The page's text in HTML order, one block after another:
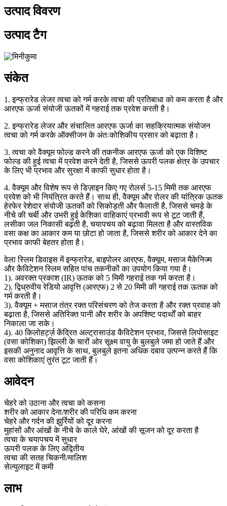
उत्पाद विवरण
उत्पाद टैग
संकेत
1. इन्फ्रारेड लेजर त्वचा को गर्म करके त्वचा की प्रतिबाधा को कम करता है और
आरएफ ऊर्जा संयोजी ऊतकों में गहराई तक प्रवेश करती है।
2. इन्फ्रारेड लेजर और संचालित आरएफ ऊर्जा का सहक्रियात्मक संयोजन
त्वचा को गर्म करके ऑक्सीजन के अंतःकोशिकीय प्रसार को बढ़ाता है।
3. त्वचा को वैक्यूम फोल्ड करने की तकनीक आरएफ ऊर्जा को एक विशिष्ट
फोल्ड की हुई त्वचा में प्रवेश करने देती है, जिससे ऊपरी पलक क्षेत्र के उपचार
के लिए भी प्रभाव और सुरक्षा में काफी सुधार होता है।
4. वैक्यूम और विशेष रूप से डिज़ाइन किए गए रोलर्स 5-15 मिमी तक आरएफ
प्रवेश को भी नियंत्रित करते हैं। साथ ही, वैक्यूम और रोलर की यांत्रिक ऊतक
हेरफेर रेशेदार संयोजी ऊतकों को सिकोड़ती और फैलाती है, जिससे चमड़े के
नीचे की चर्बी और उभरी हुई केशिका वाहिकाएं प्रभावी रूप से टूट जाती हैं,
लसीका जल निकासी बढ़ती है, चयापचय को बढ़ावा मिलता है और वास्तविक
वसा कक्ष का आकार कम या छोटा हो जाता है, जिससे शरीर को आकार देने का
प्रभाव काफी बेहतर होता है।
वेला स्लिम डिवाइस में इन्फ्रारेड, बाइपोलर आरएफ, वैक्यूम, मसाज मैकेनिज्म
और कैविटेशन स्लिम सहित पांच तकनीकों का उपयोग किया गया है।
1). अवरक्त प्रकाश (IR) ऊतक को 5 मिमी गहराई तक गर्म करता है।
2). द्विध्रुवीय रेडियो आवृत्ति (आरएफ) 2 से 20 मिमी की गहराई तक ऊतक को
गर्म करती है।
3). वैक्यूम + मसाज तंत्र रक्त परिसंचरण को तेज करता है और रक्त प्रवाह को
बढ़ाता है, जिससे अतिरिक्त पानी और शरीर के अपशिष्ट पदार्थों को बाहर
निकाला जा सके।
4). 40 किलोहर्ट्ज़ केंद्रित अल्ट्रासाउंड कैविटेशन प्रभाव, जिससे लिपोसाइट
(वसा कोशिका) झिल्ली के चारों ओर सूक्ष्म वायु के बुलबुले जमा हो जाते हैं और
इसकी अनुनाद आवृत्ति के साथ, बुलबुले इतना अधिक दबाव उत्पन्न करते हैं कि
वसा कोशिकाएं तुरंत टूट जाती हैं।
आवेदन
चेहरे को उठाना और त्वचा को कसना
शरीर को आकार देना/शरीर की परिधि कम करना
चेहरे और गर्दन की झुर्रियों को दूर करना
मुहांसों और आंखों के नीचे के काले घेरे, आंखों की सूजन को दूर करता है
त्वचा के चयापचय में सुधार
ऊपरी पलक के लिए अद्वितीय
त्वचा की सतह चिकनी/मालिश
सेल्युलाइट में कमी
लाभ